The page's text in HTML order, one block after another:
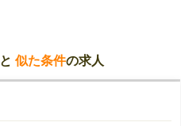
似た条件の求人